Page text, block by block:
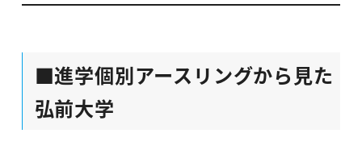
■進学個別アースリングから見た
弘前大学